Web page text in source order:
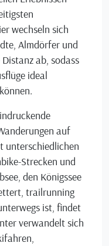
wechseln sich
Almdörfer und
ab, sodass
ideal
auf
unterschiedlichen
Strecken und
den Königssee
trailrunning
ist, findet
verwandelt sich